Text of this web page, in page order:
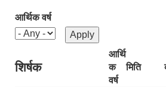
आर्थिक वर्ष
शिर्षक
आर्थि
क
वर्ष
मिति